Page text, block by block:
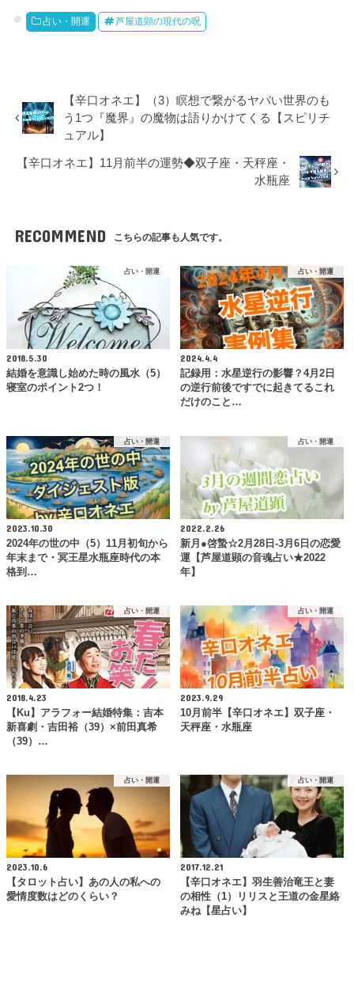
占い・開運 芦屋道顕の現代の呪
【辛口オネエ】（3）瞑想で繋がるヤバい世界のも
う1つ『魔界』の魔物は語りかけてくる【スピリチ
ュアル】
【辛口オネエ】11月前半の運勢◆双子座・天秤座・
水瓶座
RECOMMEND こちらの記事も人気です。
占い・開運
2018.5.30
結婚を意識し始めた時の風水（5）
寝室のポイント2つ！
占い・開運
2024.4.4
記録用：水星逆行の影響？4月2日
の逆行前後ですでに起きてるこれ
だけのこと…
占い・開運
2023.10.30
2024年の世の中（5）11月初旬から
年末まで・冥王星水瓶座時代の本
格到…
占い・開運
2022.2.26
新月●啓蟄☆2月28日-3月6日の恋愛
運【芦屋道顕の音魂占い★2022
年】
占い・開運
2018.4.23
【Ku】アラフォー結婚特集：吉本
新喜劇・吉田裕（39）×前田真希
（39）…
占い・開運
2023.9.29
10月前半【辛口オネエ】双子座・
天秤座・水瓶座
占い・開運
2023.10.6
【タロット占い】あの人の私への
愛情度数はどのくらい？
占い・開運
2017.12.21
【辛口オネエ】羽生善治竜王と妻
の相性（1）リリスと王道の金星絡
みね【星占い】